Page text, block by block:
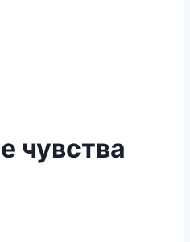
чувства